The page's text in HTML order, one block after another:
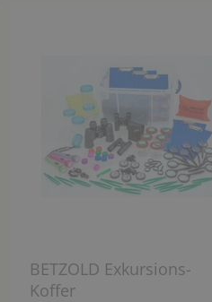
BETZOLD Exkursions-
Koffer